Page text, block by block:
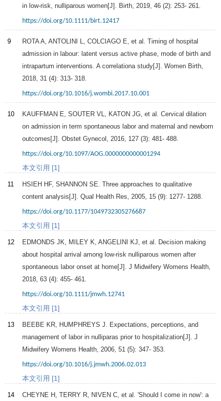
in low-risk, nulliparous women[J]. Birth, 2019, 46 (2): 253- 261.
https://doi.org/10.1111/birt.12417
9
ROTA A, ANTOLINI L, COLCIAGO E, et al. Timing of hospital
admission in labour: latent versus active phase, mode of birth and
intrapartum interventions. A correlationa study[J]. Women Birth,
2018, 31 (4): 313- 318.
https://doi.org/10.1016/j.wombi.2017.10.001
10
KAUFFMAN E, SOUTER VL, KATON JG, et al. Cervical dilation
on admission in term spontaneous labor and maternal and newborn
outcomes[J]. Obstet Gynecol , 2016, 127 (3): 481- 488.
https://doi.org/10.1097/AOG.0000000000001294
本文引用 [1]
11
HSIEH HF, SHANNON SE. Three approaches to qualitative
content analysis[J]. Qual Health Res, 2005, 15 (9): 1277- 1288.
https://doi.org/10.1177/1049732305276687
本文引用 [1]
12
EDMONDS JK, MILEY K, ANGELINI KJ, et al. Decision making
about hospital arrival among low-risk nulliparous women after
spontaneous labor onset at home[J]. J Midwifery Womens Health,
2018, 63 (4): 455- 461.
https://doi.org/10.1111/jmwh.12741
本文引用 [1]
13
BEEBE KR, HUMPHREYS J. Expectations, perceptions, and
management of labor in nulliparas prior to hospitalization[J]. J
Midwifery Womens Health, 2006, 51 (5): 347- 353.
https://doi.org/10.1016/j.jmwh.2006.02.013
本文引用 [1]
14
CHEYNE H, TERRY R, NIVEN C, et al. 'Should I come in now': a